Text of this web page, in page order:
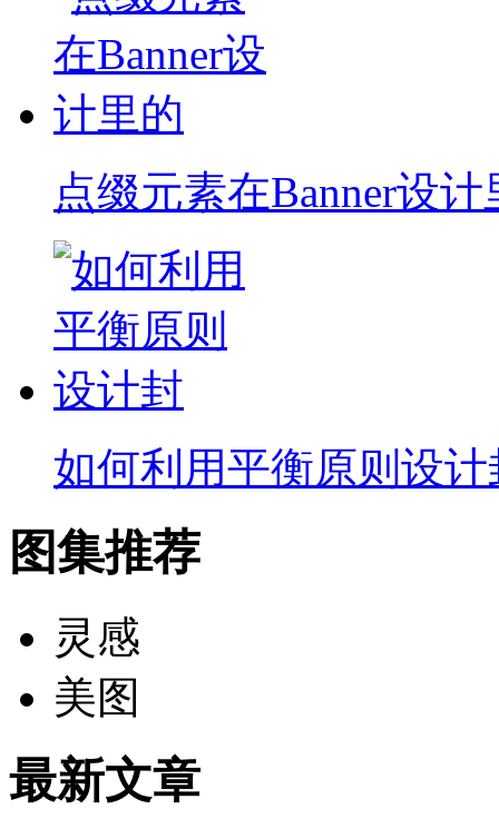
点缀元素在Banner设计
如何利用平衡原则设计
图集推荐
灵感
美图
最新文章